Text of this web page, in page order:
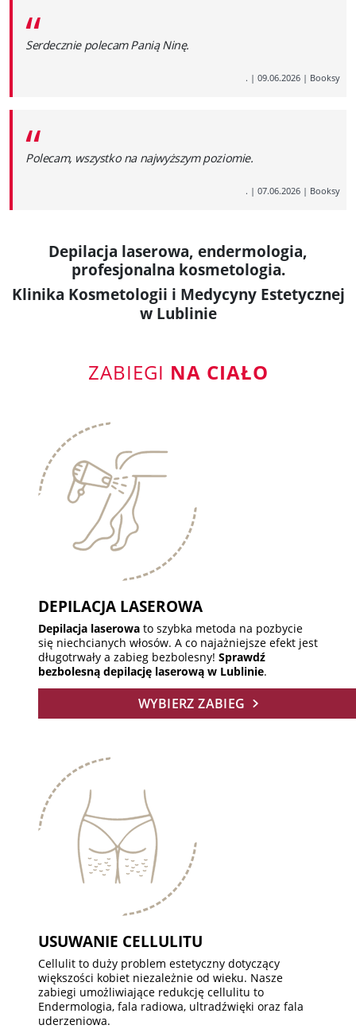
“
Serdecznie polecam Panią Ninę.
. | 09.06.2026 | Booksy
“
Polecam, wszystko na najwyższym poziomie.
. | 07.06.2026 | Booksy
Depilacja laserowa, endermologia,
profesjonalna kosmetologia.
Klinika Kosmetologii i Medycyny Estetycznej
w Lublinie
ZABIEGI NA CIAŁO
DEPILACJA LASEROWA
Depilacja laserowa to szybka metoda na pozbycie
się niechcianych włosów. A co najażniejsze efekt jest
długotrwały a zabieg bezbolesny! Sprawdź
bezbolesną depilację laserową w Lublinie.
WYBIERZ ZABIEG
USUWANIE CELLULITU
Cellulit to duży problem estetyczny dotyczący
większości kobiet niezależnie od wieku. Nasze
zabiegi umożliwiające redukcję cellulitu to
Endermologia, fala radiowa, ultradźwięki oraz fala
uderzeniowa.